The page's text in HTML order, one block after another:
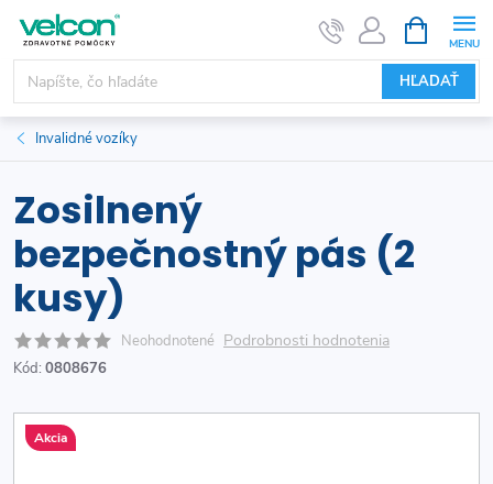
obsah
HĽADAŤ
KOŠÍK
Invalidné vozíky
Zosilnený
bezpečnostný pás (2
kusy)
Neohodnotené Podrobnosti hodnotenia
Kód: 0808676
Akcia